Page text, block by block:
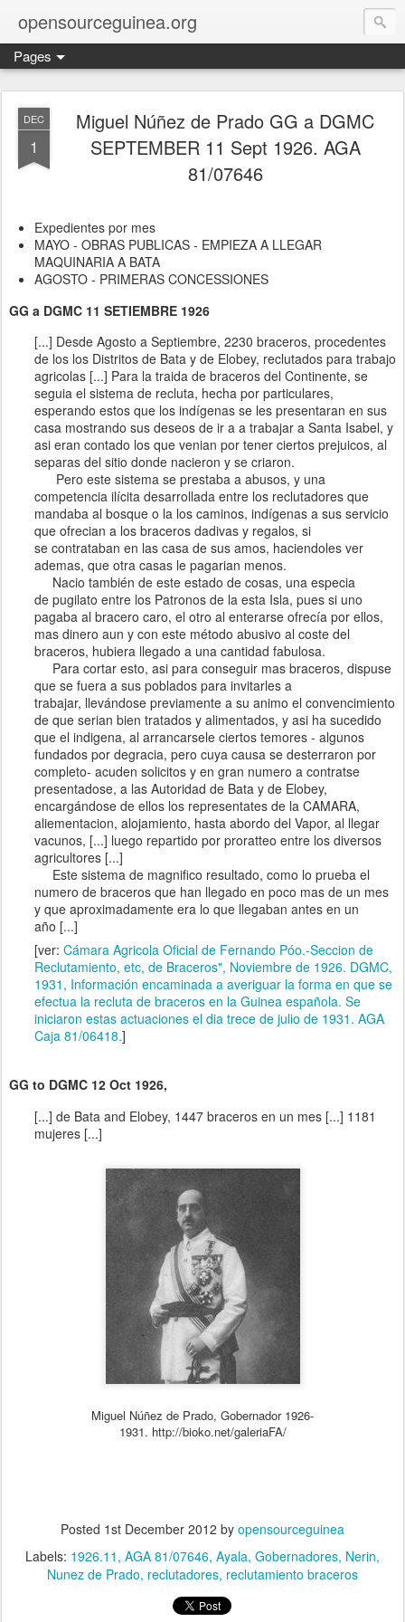
opensourceguinea.org
Pages
DEC
1
Miguel Núñez de Prado GG a DGMC
SEPTEMBER 11 Sept 1926. AGA
81/07646
Expedientes por mes
MAYO - OBRAS PUBLICAS - EMPIEZA A LLEGAR
MAQUINARIA A BATA
AGOSTO - PRIMERAS CONCESSIONES
GG a DGMC 11 SETIEMBRE 1926
[...] Desde Agosto a Septiembre, 2230 braceros, procedentes
de los los Distritos de Bata y de Elobey, reclutados para trabajo
agricolas [...] Para la traida de braceros del Continente, se
seguia el sistema de recluta, hecha por particulares,
esperando estos que los indígenas se les presentaran en sus
casa mostrando sus deseos de ir a a trabajar a Santa Isabel, y
asi eran contado los que venian por tener ciertos prejuicos, al
separas del sitio donde nacieron y se criaron.
Pero este sistema se prestaba a abusos, y una
competencia ilícita desarrollada entre los reclutadores que
mandaba al bosque o la los caminos, indígenas a sus servicio
que ofrecian a los braceros dadivas y regalos, si
se contrataban en las casa de sus amos, haciendoles ver
ademas, que otra casas le pagarian menos.
Nacio también de este estado de cosas, una especia
de pugilato entre los Patronos de la esta Isla, pues si uno
pagaba al bracero caro, el otro al enterarse ofrecía por ellos,
mas dinero aun y con este método abusivo al coste del
braceros, hubiera llegado a una cantidad fabulosa.
Para cortar esto, asi para conseguir mas braceros, dispuse
que se fuera a sus poblados para invitarles a
trabajar, llevándose previamente a su animo el convencimiento
de que serian bien tratados y alimentados, y asi ha sucedido
que el indigena, al arrancarsele ciertos temores - algunos
fundados por degracia, pero cuya causa se desterraron por
completo- acuden solicitos y en gran numero a contratse
presentadose, a las Autoridad de Bata y de Elobey,
encargándose de ellos los representates de la CAMARA,
aliementacion, alojamiento, hasta abordo del Vapor, al llegar
vacunos, [...] luego repartido por proratteo entre los diversos
agricultores [...]
Este sistema de magnifico resultado, como lo prueba el
numero de braceros que han llegado en poco mas de un mes
y que aproximadamente era lo que llegaban antes en un
año [...]
[ver: Cámara Agricola Oficial de Fernando Póo.-Seccion de
Reclutamiento, etc, de Braceros", Noviembre de 1926. DGMC,
1931, Información encaminada a averiguar la forma en que se
efectua la recluta de braceros en la Guinea española. Se
iniciaron estas actuaciones el dia trece de julio de 1931. AGA
Caja 81/06418.]
GG to DGMC 12 Oct 1926,
[...] de Bata and Elobey, 1447 braceros en un mes [...] 1181
mujeres [...]
Miguel Núñez de Prado, Gobernador 1926-
1931. http://bioko.net/galeriaFA/
Posted 1st December 2012 by opensourceguinea
Labels: 1926.11 AGA 81/07646 Ayala Gobernadores Nerin
Nunez de Prado reclutadores reclutamiento braceros